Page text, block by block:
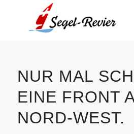
NUR MAL
EINE FRONT
NORD-WEST.